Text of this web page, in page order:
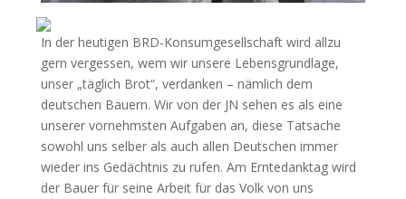
In der heutigen BRD-Konsumgesellschaft wird allzu
gern vergessen, wem wir unsere Lebensgrundlage,
unser „täglich Brot“, verdanken – nämlich dem
deutschen Bauern. Wir von der JN sehen es als eine
unserer vornehmsten Aufgaben an, diese Tatsache
sowohl uns selber als auch allen Deutschen immer
wieder ins Gedächtnis zu rufen. Am Erntedanktag wird
der Bauer für seine Arbeit für das Volk von uns